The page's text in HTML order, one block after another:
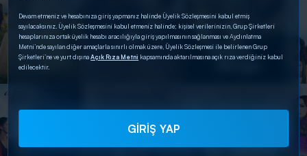
Devam etmeniz ve hesabınıza giriş yapmanız halinde Üyelik Sözleşmesini kabul etmiş
sayılacaksınız. Üyelik Sözleşmesini kabul etmeniz halinde; kişisel verilerinizin, Grup Şirketleri
hesaplarınıza ortak üyelik hesabı aracılığıyla giriş yapılmasının sağlanması ve Aydınlatma
Metni’nde sayılan diğer amaçlarla sınırlı olmak üzere, Üyelik Sözleşmesi ile belirlenen Grup
Şirketleri’ne ve yurt dışınaAçık Rıza Metni kapsamında aktarılmasına açık rıza verdiğiniz kabul
edilecektir.
GİRİŞ YAP